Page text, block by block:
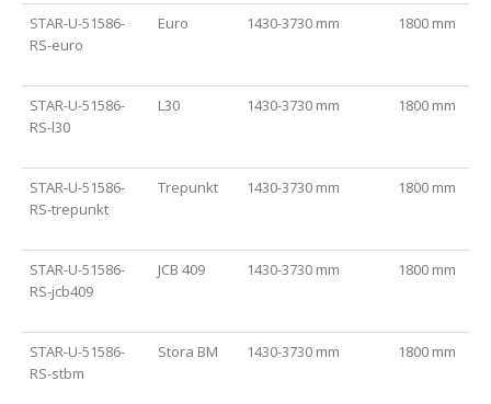
STAR-U-51586-
RS-euro
Euro 1430-3730 mm 1800 mm
STAR-U-51586-
RS-l30
L30 1430-3730 mm 1800 mm
STAR-U-51586-
RS-trepunkt
Trepunkt 1430-3730 mm 1800 mm
STAR-U-51586-
RS-jcb409
JCB 409 1430-3730 mm 1800 mm
STAR-U-51586-
RS-stbm
Stora BM 1430-3730 mm 1800 mm